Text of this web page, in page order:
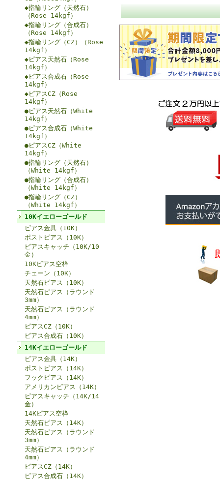
◆指輪リング（天然石）
（Rose 14kgf）
◆指輪リング（合成石）
（Rose 14kgf）
◆指輪リング（CZ）（Rose
14kgf）
◆ピアス天然石（Rose
14kgf）
◆ピアス合成石（Rose
14kgf）
◆ピアスCZ（Rose
14kgf）
●ピアス天然石（White
14kgf）
●ピアス合成石（White
14kgf）
●ピアスCZ（White
14kgf）
●指輪リング（天然石）
（White 14kgf）
●指輪リング（合成石）
（White 14kgf）
●指輪リング（CZ）
（White 14kgf）
10Kイエローゴールド
ピアス金具（10K）
ポストピアス（10K）
ピアスキャッチ（10K/10
金）
10Kピアス空枠
チェーン（10K）
天然石ピアス（10K）
天然石ピアス（ラウンド
3mm）
天然石ピアス（ラウンド
4mm）
ピアスCZ（10K）
ピアス合成石（10K）
14Kイエローゴールド
ピアス金具（14K）
ポストピアス（14K）
フックピアス（14K）
アメリカンピアス（14K）
ピアスキャッチ（14K/14
金）
14Kピアス空枠
天然石ピアス（14K）
天然石ピアス（ラウンド
3mm）
天然石ピアス（ラウンド
4mm）
ピアスCZ（14K）
ピアス合成石（14K）